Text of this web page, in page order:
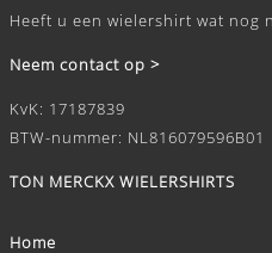
Heeft u een wielershirt wat nog
Neem contact op >
KvK: 17187839
BTW-nummer: NL816079596B01
TON MERCKX WIELERSHIRTS
Home